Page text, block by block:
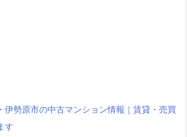
伊勢原市の中古マンション情報｜賃貸・売買
す